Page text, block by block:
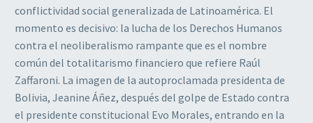
conflictividad social generalizada de Latinoamérica. El
momento es decisivo: la lucha de los Derechos Humanos
contra el neoliberalismo rampante que es el nombre
común del totalitarismo financiero que refiere Raúl
Zaffaroni. La imagen de la autoproclamada presidenta de
Bolivia, Jeanine Áñez, después del golpe de Estado contra
el presidente constitucional Evo Morales, entrando en la